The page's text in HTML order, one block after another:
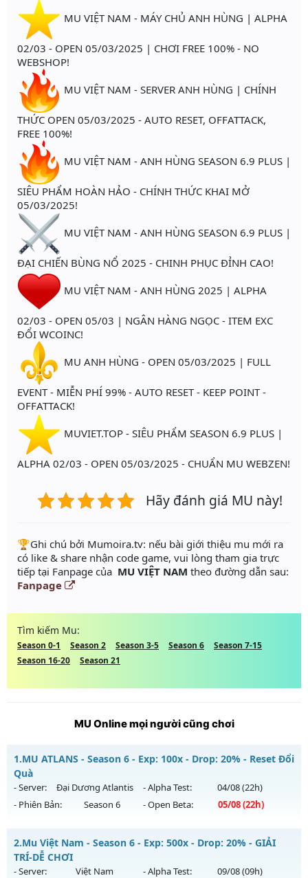
MU VIỆT NAM - MÁY CHỦ ANH HÙNG | ALPHA
02/03 - OPEN 05/03/2025 | CHƠI FREE 100% - NO
WEBSHOP!
MU VIỆT NAM - SERVER ANH HÙNG | CHÍNH
THỨC OPEN 05/03/2025 - AUTO RESET, OFFATTACK,
FREE 100%!
MU VIỆT NAM - ANH HÙNG SEASON 6.9 PLUS |
SIÊU PHẨM HOÀN HẢO - CHÍNH THỨC KHAI MỞ
05/03/2025!
MU VIỆT NAM - ANH HÙNG SEASON 6.9 PLUS |
ĐẠI CHIẾN BÙNG NỔ 2025 - CHINH PHỤC ĐỈNH CAO!
MU VIỆT NAM - ANH HÙNG 2025 | ALPHA
02/03 - OPEN 05/03 | NGÂN HÀNG NGỌC - ITEM EXC
ĐỔI WCOINC!
MU ANH HÙNG - OPEN 05/03/2025 | FULL
EVENT - MIỄN PHÍ 99% - AUTO RESET - KEEP POINT -
OFFATTACK!
MUVIET.TOP - SIÊU PHẨM SEASON 6.9 PLUS |
ALPHA 02/03 - OPEN 05/03/2025 - CHUẨN MU WEBZEN!
Hãy đánh giá MU này!
️🏆Ghi chú bởi Mumoira.tv: nếu bài giới thiệu mu mới ra
có like & share nhận code game, vui lòng tham gia trực
tiếp tại Fanpage của MU VIỆT NAM theo đường dẫn sau:
Fanpage
Tìm kiếm Mu:
Season 0-1 Season 2 Season 3-5 Season 6
Season 7-15
Season 16-20
Season 21
MU Online mọi người cũng chơi
1.MU ATLANS - Season 6 - Exp: 100x - Drop: 20% - Reset Đổi
Quà
- Server: Đại Dương Atlantis - Alpha Test: 04/08(22h)
- Phiên Bản:
Season 6 - Open Beta: 05/08(22h)
MU ATLANS - Reset Đổi Quà
Mu mới ra tháng 08 2026 - Mở máy chủ
vào 22h ngày 05/08/2626
2.Mu Việt Nam - Season 6 - Exp: 500x - Drop: 20% - GIẢI
TRÍ-DỄ CHƠI
- Server: Việt Nam - Alpha Test: 09/08(09h)